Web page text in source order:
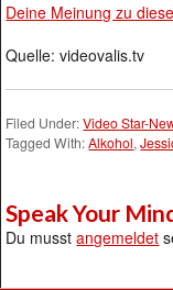
Deine Meinung zu
Quelle: videovalis.tv
Filed Under:Video Star-
Tagged With:Alkohol,
Speak Your
Du musstangemeldet